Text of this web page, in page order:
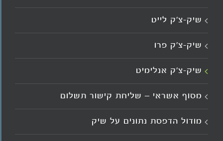
שיק-צ’ק לייט
שיק-צ’ק פרו
שיק-צ’ק אנלימיט
מסוף אשראי – שליחת קישור תשלום
מודול הדפסת נתונים על שיק